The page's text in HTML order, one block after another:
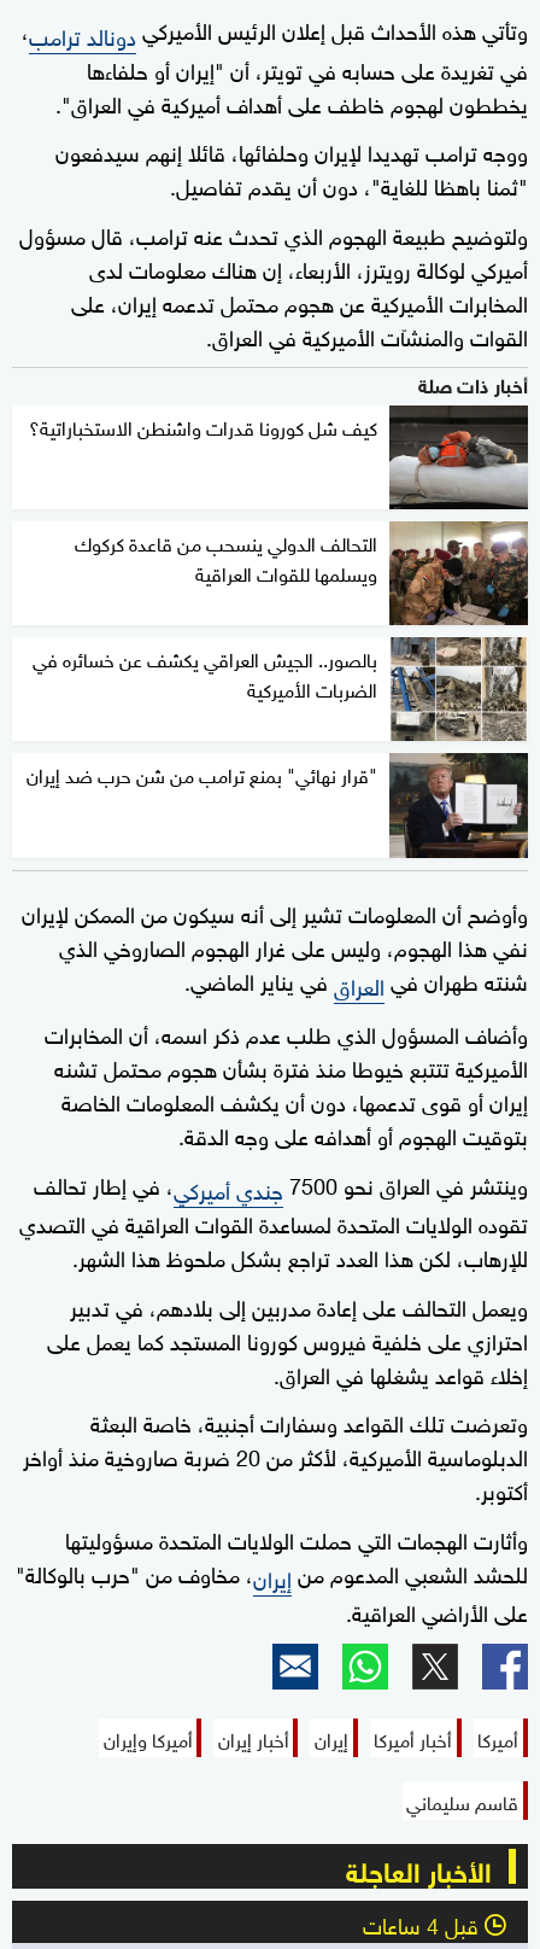
وتأتي هذه الأحداث قبل إعلان الرئيس الأميركيدونالد ترامب،
في تغريدة على حسابه في تويتر، أن "إيران أو حلفاءها
يخططون لهجوم خاطف على أهداف أميركية في العراق".
ووجه ترامب تهديدا لإيران وحلفائها، قائلا إنهم سيدفعون
"ثمنا باهظا للغاية"، دون أن يقدم تفاصيل.
ولتوضيح طبيعة الهجوم الذي تحدث عنه ترامب، قال مسؤول
أميركي لوكالة رويترز، الأربعاء، إن هناك معلومات لدى
المخابرات الأميركية عن هجوم محتمل تدعمه إيران، على
القوات والمنشآت الأميركية في العراق.
أخبار ذات صلة
كيف شل كورونا قدرات واشنطن الاستخباراتية؟
التحالف الدولي ينسحب من قاعدة كركوك
ويسلمها للقوات العراقية
بالصور.. الجيش العراقي يكشف عن خسائره في
الضربات الأميركية
"قرار نهائي" بمنع ترامب من شن حرب ضد إيران
وأوضح أن المعلومات تشير إلى أنه سيكون من الممكن لإيران
نفي هذا الهجوم، وليس على غرار الهجوم الصاروخي الذي
شنته طهران فيالعراقفي يناير الماضي.
وأضاف المسؤول الذي طلب عدم ذكر اسمه، أن المخابرات
الأميركية تتتبع خيوطا منذ فترة بشأن هجوم محتمل تشنه
إيران أو قوى تدعمها، دون أن يكشف المعلومات الخاصة
بتوقيت الهجوم أو أهدافه على وجه الدقة.
وينتشر في العراق نحو 7500
جندي أميركي، في إطار تحالف
تقوده الولايات المتحدة لمساعدة القوات العراقية في التصدي
للإرهاب، لكن هذا العدد تراجع بشكل ملحوظ هذا الشهر.
ويعمل التحالف على إعادة مدربين إلى بلادهم، في تدبير
احترازي على خلفية فيروس كورونا المستجد كما يعمل على
إخلاء قواعد يشغلها في العراق.
وتعرضت تلك القواعد وسفارات أجنبية، خاصة البعثة
الدبلوماسية الأميركية، لأكثر من 20 ضربة صاروخية منذ أواخر
أكتوبر.
وأثارت الهجمات التي حملت الولايات المتحدة مسؤوليتها
للحشد الشعبي المدعوم منإيران، مخاوف من "حرب بالوكالة"
على الأراضي العراقية.
أميركا أخبار أميركا إيران أخبار إيران
أميركا وإيران
قاسم سليماني
الأخبار العاجلة
l قبل 4 ساعات